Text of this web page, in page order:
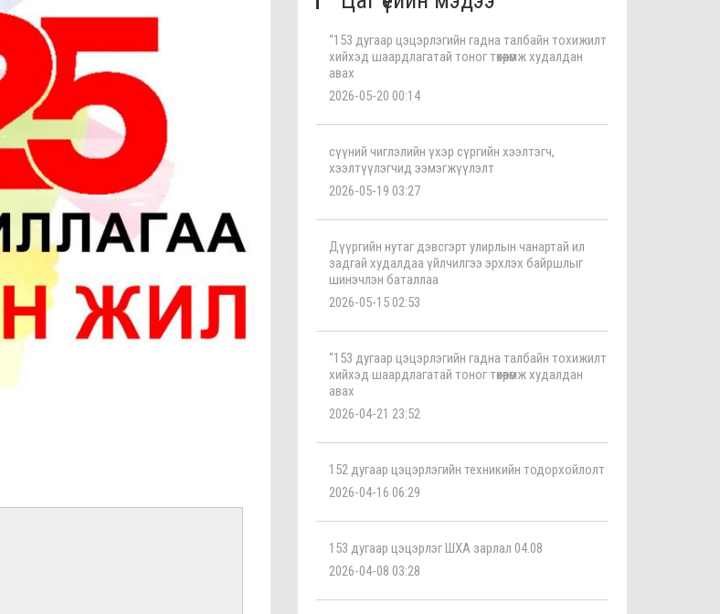
“153 дугаар цэцэрлэгийн гадна талбайн тохижилт
хийхэд шаардлагатай тоног төхөөрөмж худалдан
авах
2026-05-20 00:14
сүүний чиглэлийн үхэр сүргийн хээлтэгч,
хээлтүүлэгчид ээмэгжүүлэлт
2026-05-19 03:27
Дүүргийн нутаг дэвсгэрт улирлын чанартай ил
задгай худалдаа үйлчилгээ эрхлэх байршлыг
шинэчлэн баталлаа
2026-05-15 02:53
“153 дугаар цэцэрлэгийн гадна талбайн тохижилт
хийхэд шаардлагатай тоног төхөөрөмж худалдан
авах
2026-04-21 23:52
152 дугаар цэцэрлэгийн техникийн тодорхойлолт
2026-04-16 06:29
153 дугаар цэцэрлэг ШХА зарлал 04.08
2026-04-08 03:28